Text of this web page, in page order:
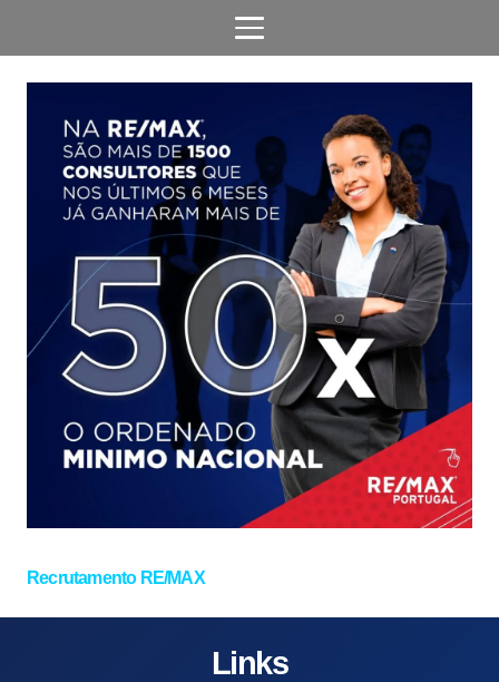
Recrutamento RE/MAX
Links